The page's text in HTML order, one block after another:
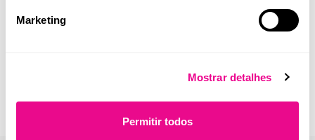
Marketing
Mostrar detalhes
Permitir todos